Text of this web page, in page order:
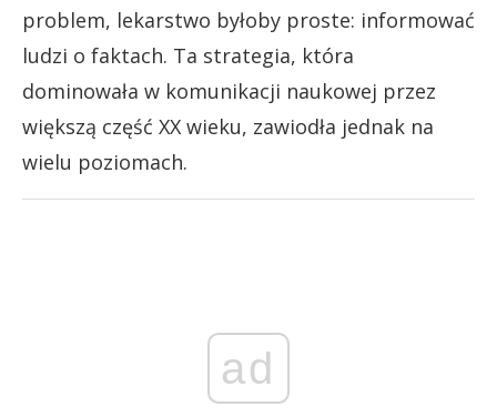
problem, lekarstwo byłoby proste: informować
ludzi o faktach. Ta strategia, która
dominowała w komunikacji naukowej przez
większą część XX wieku, zawiodła jednak na
wielu poziomach.
ad